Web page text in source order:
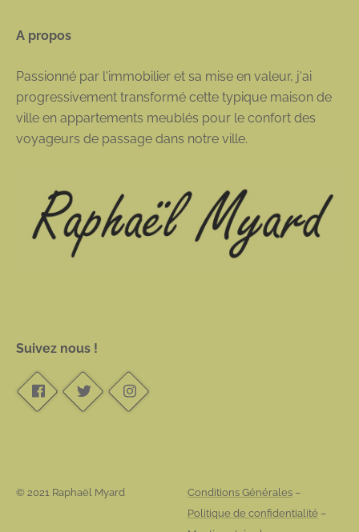
A propos
Passionné par l'immobilier et sa mise en valeur, j'ai
progressivement transformé cette typique maison de
ville en appartements meublés pour le confort des
voyageurs de passage dans notre ville.
Suivez nous !
© 2021 Raphaël Myard Conditions Générales –
Politique de confidentialité –